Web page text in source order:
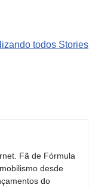
todos Stories
marcas
Fã de Fórmula
desde
do